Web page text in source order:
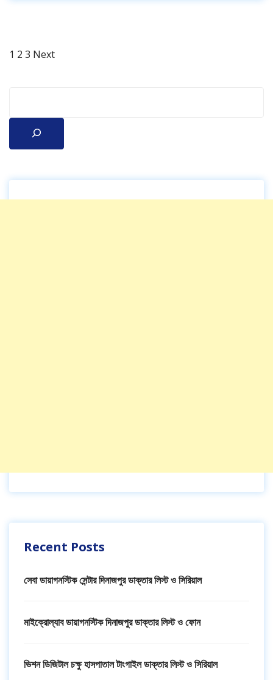
Recent Posts
সেবা ডায়াগনস্টিক সেন্টার দিনাজপুর ডাক্তার লিস্ট ও সিরিয়াল
মাইক্রোল্যাব ডায়াগনস্টিক দিনাজপুর ডাক্তার লিস্ট ও ফোন
ভিশন ডিজিটাল চক্ষু হাসপাতাল টাংগাইল ডাক্তার লিস্ট ও সিরিয়াল
Posts
Page
1 Page
2 Page
3 Next